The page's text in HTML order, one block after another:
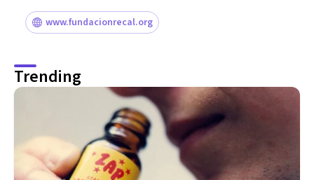
www.fundacionrecal.org
Trending